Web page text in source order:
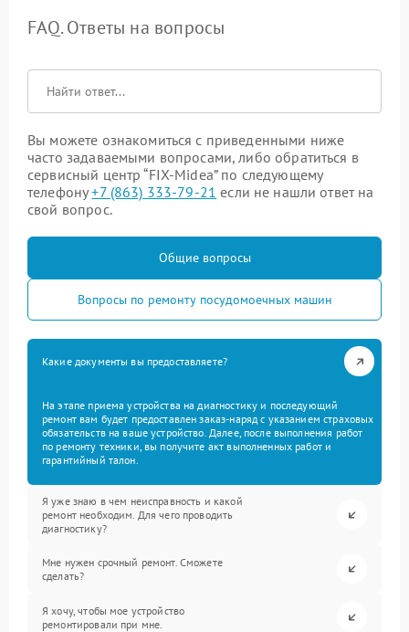
FAQ. Ответы на вопросы
Вы можете ознакомиться с приведенными ниже
часто задаваемыми вопросами, либо обратиться в
сервисный центр “FIX-Midea” по следующему
телефону+7 (863) 333-79-21 если не нашли ответ на
свой вопрос.
Общие вопросы
Вопросы по ремонту посудомоечных машин
Какие документы вы предоставляете?
На этапе приема устройства на диагностику и последующий
ремонт вам будет предоставлен заказ-наряд с указанием страховых
обязательств на ваше устройство. Далее, после выполнения работ
по ремонту техники, вы получите акт выполненных работ и
гарантийный талон.
Я уже знаю в чем неисправность и какой
ремонт необходим. Для чего проводить
диагностику?
Мне нужен срочный ремонт. Сможете
сделать?
Я хочу, чтобы мое устройство
ремонтировали при мне.